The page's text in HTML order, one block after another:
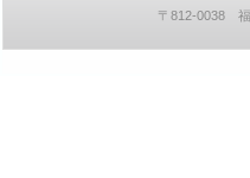
〒812-0038